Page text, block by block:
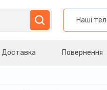
Наші
Доставка Повернення